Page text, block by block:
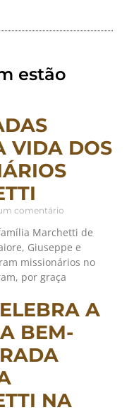
estão
VIDA DOS
comentário
Marchetti de
Giuseppe e
missionários no
por graça
A
BEM-
NA